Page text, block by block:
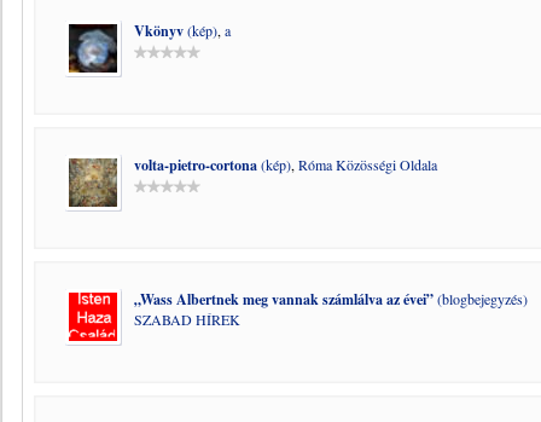
Vkönyv(kép), a
volta-pietro-cortona(kép), Róma Közösségi Oldala
„Wass Albertnek meg vannak számlálva az évei”(blogbejegyzés)
SZABAD HÍREK